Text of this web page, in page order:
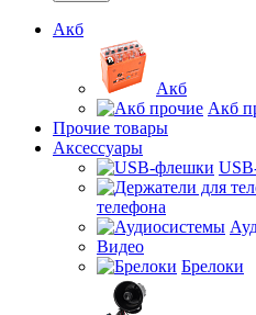
Акб
Акб
Акб
Прочие товары
Аксессуары
телефона
Видео
Брелоки